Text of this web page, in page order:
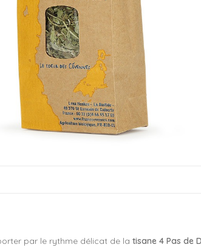
par le rythme délicat de la tisane 4 Pas de